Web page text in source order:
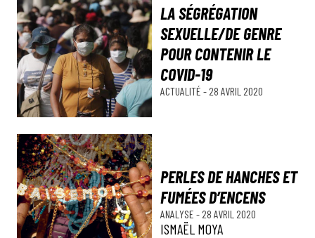
LA SÉGRÉGATION
SEXUELLE/DE GENRE
POUR CONTENIR LE
COVID-19
ACTUALITÉ - 28 AVRIL 2020
PERLES DE HANCHES ET
FUMÉES D’ENCENS
ANALYSE - 28 AVRIL 2020
ISMAËL MOYA